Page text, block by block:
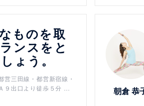
ものを取
ンスをと
ょう。
営三田線・都営新宿線・
９出口より徒歩５分
（千代田線）Ｂ３ｂ出口
朝倉 恭